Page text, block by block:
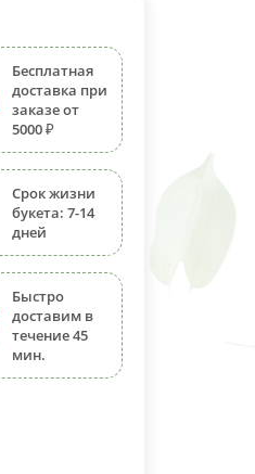
Бесплатная
доставка при
заказе от
5000 ₽
Срок жизни
букета: 7-14
дней
Быстро
доставим в
течение 45
мин.